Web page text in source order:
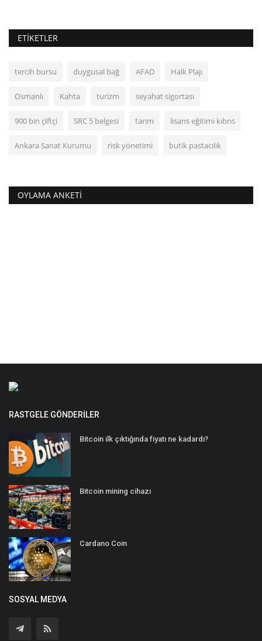
ETIKETLER
tercih bursu duygusal bağ AFAD Halk Plajı
Osmanlı Kahta turizm seyahat sigortası
900 bin çiftçi SRC 5 belgesi tarım lisans eğitimi kıbrıs
Ankara Sanat Kurumu risk yönetimi butik pastacılık
OYLAMA ANKETI
RASTGELE GÖNDERILER
Bitcoin ilk çıktığında fiyatı ne kadardı?
Bitcoin mining cihazı
Cardano Coin
SOSYAL MEDYA